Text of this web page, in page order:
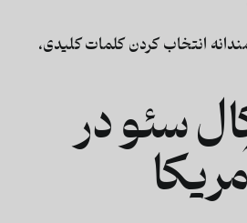
انتخاب کردن کلمات کلیدی،
سئو در